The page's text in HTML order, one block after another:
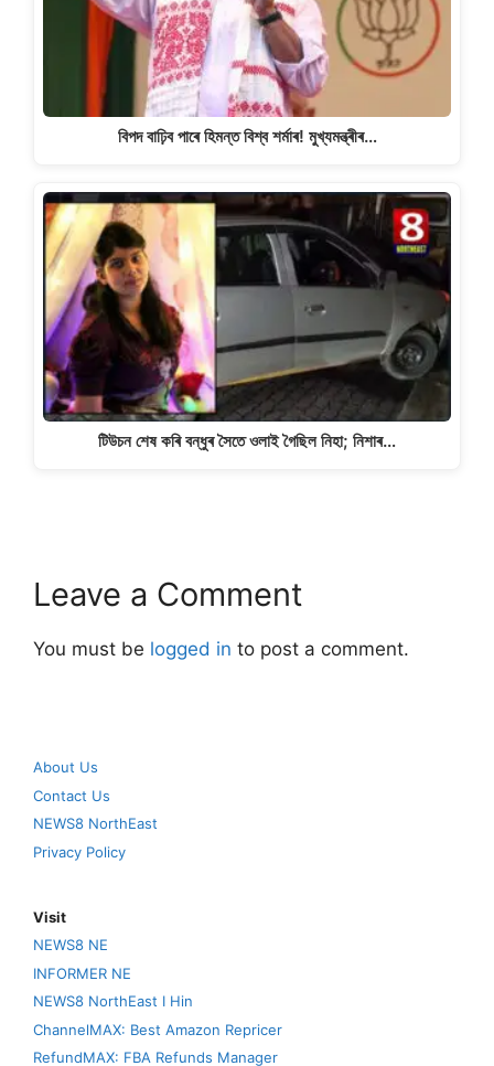
বিপদ বাঢ়িব পাৰে হিমন্ত বিশ্ব শৰ্মাৰ! মুখ্যমন্ত্ৰীৰ…
টিউচন শেষ কৰি বন্ধুৰ সৈতে ওলাই গৈছিল নিহা; নিশাৰ…
Leave a Comment
You must be logged in to post a comment.
About Us
Contact Us
NEWS8 NorthEast
Privacy Policy
Visit
NEWS8 NE
INFORMER NE
NEWS8 NorthEast I Hin
ChannelMAX: Best Amazon Repricer
RefundMAX: FBA Refunds Manager